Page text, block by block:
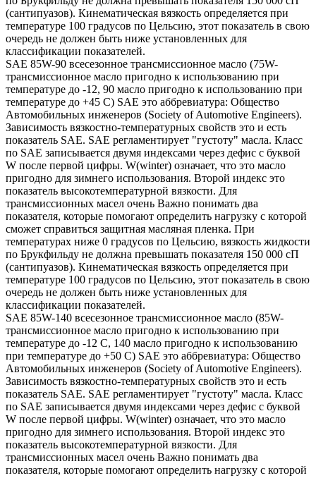
(сантипуазов). Кинематическая вязкость определяется при
температуре 100 градусов по Цельсию, этот показатель в свою
очередь не должен быть ниже установленных для
классификации показателей.
SAE 85W-90 всесезонное трансмиссионное масло (75W-
трансмиссионное масло пригодно к использованию при
температуре до -12, 90 масло пригодно к использованию при
температуре до +45 С) SAE это аббревиатура: Общество
Автомобильных инженеров (Society of Automotive Engineers).
Зависимость вязкостно-температурных свойств это и есть
показатель SAE. SAE регламентирует "густоту" масла. Класс
по SAE записывается двумя индексами через дефис с буквой
W после первой цифры. W(winter) означает, что это масло
пригодно для зимнего использования. Второй индекс это
показатель высокотемпературной вязкости. Для
трансмиссионных масел очень Важно понимать два
показателя, которые помогают определить нагрузку с которой
сможет справиться защитная масляная пленка. При
температурах ниже 0 градусов по Цельсию, вязкость жидкости
по Брукфильду не должна превышать показателя 150 000 сП
(сантипуазов). Кинематическая вязкость определяется при
температуре 100 градусов по Цельсию, этот показатель в свою
очередь не должен быть ниже установленных для
классификации показателей.
SAE 85W-140 всесезонное трансмиссионное масло (85W-
трансмиссионное масло пригодно к использованию при
температуре до -12 С, 140 масло пригодно к использованию
при температуре до +50 С) SAE это аббревиатура: Общество
Автомобильных инженеров (Society of Automotive Engineers).
Зависимость вязкостно-температурных свойств это и есть
показатель SAE. SAE регламентирует "густоту" масла. Класс
по SAE записывается двумя индексами через дефис с буквой
W после первой цифры. W(winter) означает, что это масло
пригодно для зимнего использования. Второй индекс это
показатель высокотемпературной вязкости. Для
трансмиссионных масел очень Важно понимать два
показателя, которые помогают определить нагрузку с которой